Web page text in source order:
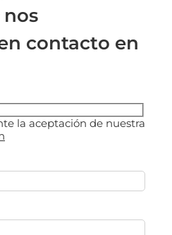
contacto en
la aceptación de nuestra